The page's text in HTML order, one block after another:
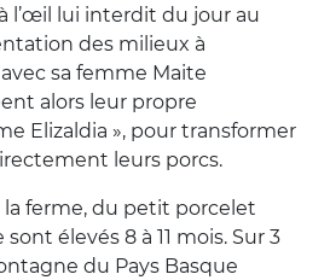
l’œil lui interdit du jour au
des milieux à
avec sa femme Maite
alors leur propre
Elizaldia », pour transformer
leurs porcs.
la ferme, du petit porcelet
élevés 8 à 11 mois. Sur 3
du Pays Basque